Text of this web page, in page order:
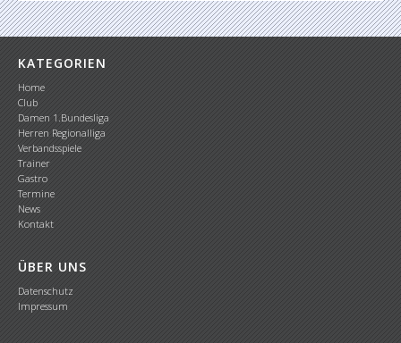
KATEGORIEN
Home
Club
Damen 1.Bundesliga
Herren Regionalliga
Verbandsspiele
Trainer
Gastro
Termine
News
Kontakt
ÜBER UNS
Datenschutz
Impressum